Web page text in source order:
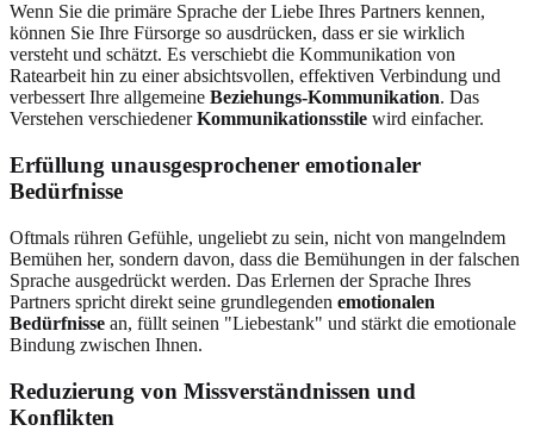
Wenn Sie die primäre Sprache der Liebe Ihres Partners kennen,
können Sie Ihre Fürsorge so ausdrücken, dass er sie wirklich
versteht und schätzt. Es verschiebt die Kommunikation von
Ratearbeit hin zu einer absichtsvollen, effektiven Verbindung und
verbessert Ihre allgemeine Beziehungs-Kommunikation. Das
Verstehen verschiedenerKommunikationsstile wird einfacher.
Erfüllung unausgesprochener emotionaler
Bedürfnisse
Oftmals rühren Gefühle, ungeliebt zu sein, nicht von mangelndem
Bemühen her, sondern davon, dass die Bemühungen in der falschen
Sprache ausgedrückt werden. Das Erlernen der Sprache Ihres
Partners spricht direkt seine grundlegenden emotionalen
Bedürfnisse an, füllt seinen "Liebestank" und stärkt die emotionale
Bindung zwischen Ihnen.
Reduzierung von Missverständnissen und
Konflikten